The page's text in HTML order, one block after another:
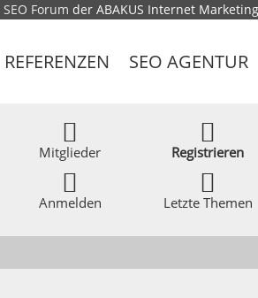
SEO Forum der ABAKUS Internet
REFERENZEN SEO AGENTUR
Mitglieder
Anmelden
Registrieren
Letzte Themen